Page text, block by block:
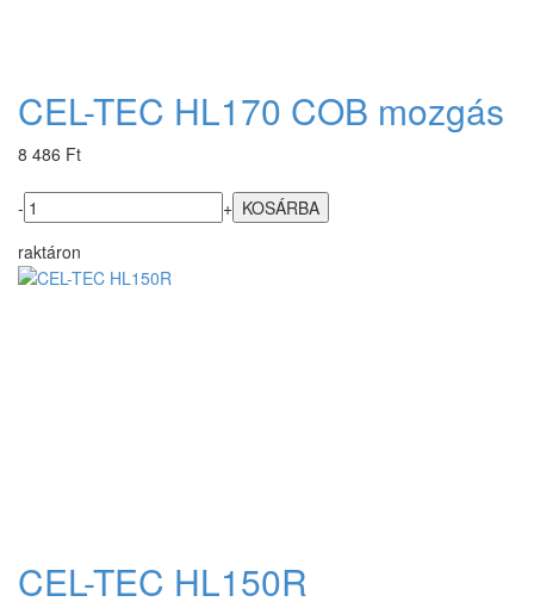
CEL-TEC HL170 COB mozgás
8 486 Ft
-
+
raktáron
CEL-TEC HL150R